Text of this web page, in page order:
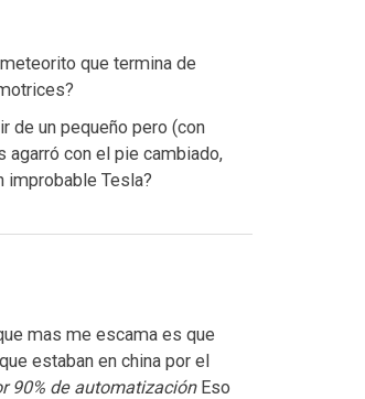
que termina de
de un pequeño pero (con
con el pie cambiado,
improbable Tesla?
mas me escama es que
estaban en china por el
90% de automatizaciónEso